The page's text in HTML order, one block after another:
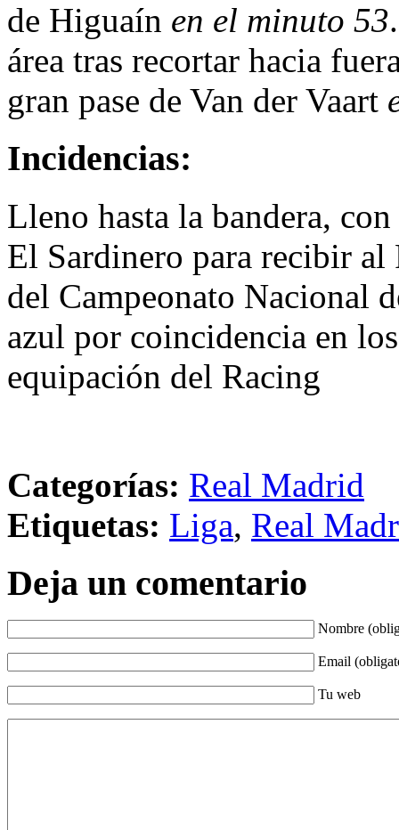
de Higuaín en el minuto 53
área tras recortar hacia
gran pase de Van der Vaart
Incidencias:
Lleno hasta la bandera,
El Sardinero para recibir al
del Campeonato Nacional
azul por coincidencia en
equipación del Racing
Categorías: Real Madrid
Etiquetas: Liga, Real
Deja un comentario
Nombre
Email
Tu web